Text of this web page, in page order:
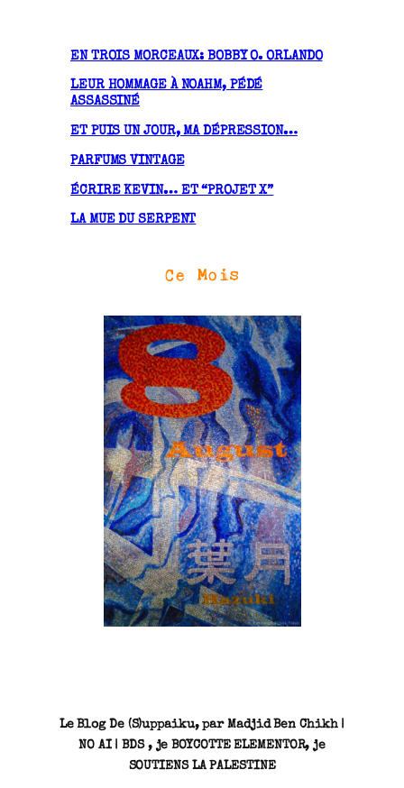
v
s
EN TROIS MORCEAUX: BOBBY O. ORLANDO
LEUR HOMMAGE À NOAHM, PÉDÉ
ASSASSINÉ
ET PUIS UN JOUR, MA DÉPRESSION…
PARFUMS VINTAGE
ÉCRIRE KEVIN… ET “PROJET X”
LA MUE DU SERPENT
Ce Mois
Le Blog De (S)uppaiku, par Madjid Ben Chikh |
NO AI | BDS , je BOYCOTTE ELEMENTOR, je
SOUTIENS LA PALESTINE